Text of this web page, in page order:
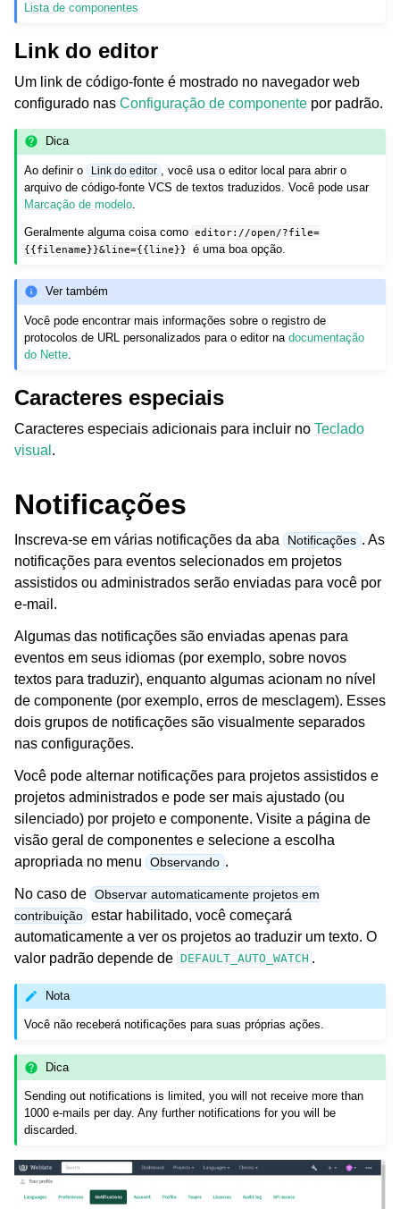
Lista de componentes
Link do editor
Um link de código-fonte é mostrado no navegador web
configurado nas Configuração de componente por padrão.
Dica
Ao definir o Link do editor
, você usa o editor local para abrir o
arquivo de código-fonte VCS de textos traduzidos. Você pode usar
Marcação de modelo
Geralmente alguma coisa como
editor://open/?file=
{{filename}}&line={{line}}
é uma boa opção.
Ver também
Você pode encontrar mais informações sobre o registro de
protocolos de URL personalizados para o editor nadocumentação
do Nette
Caracteres especiais
Caracteres especiais adicionais para incluir no Teclado
visual .
Notificações
Inscreva-se em várias notificações da aba Notificações . As
notificações para eventos selecionados em projetos
assistidos ou administrados serão enviadas para você por
e-mail.
Algumas das notificações são enviadas apenas para
eventos em seus idiomas (por exemplo, sobre novos
textos para traduzir), enquanto algumas acionam no nível
de componente (por exemplo, erros de mesclagem). Esses
dois grupos de notificações são visualmente separados
nas configurações.
Você pode alternar notificações para projetos assistidos e
projetos administrados e pode ser mais ajustado (ou
silenciado) por projeto e componente. Visite a página de
visão geral de componentes e selecione a escolha
apropriada no menu
Observando .
No caso de Observar automaticamente projetos em
contribuição estar habilitado, você começará
automaticamente a ver os projetos ao traduzir um texto. O
valor padrão depende de DEFAULT_AUTO_WATCH .
Nota
Você não receberá notificações para suas próprias ações.
Dica
Sending out notifications is limited, you will not receive more than
1000 e-mails per day. Any further notifications for you will be
discarded.